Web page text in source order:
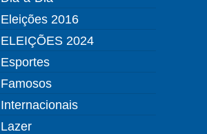
Eleições 2016
ELEIÇÕES 2024
Esportes
Famosos
Internacionais
Lazer